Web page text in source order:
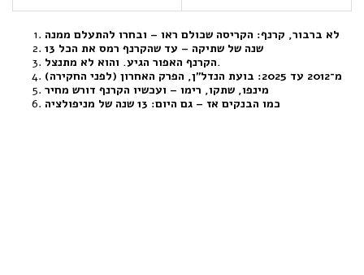
לא ברבור, קרנף: הקריסה שכולם ראו – ובחרו להתעלם ממנה
13 שנה של שתיקה – עד שהקרנף רמס את הכל
הקרנף האפור הגיע. והוא לא מתנצל.
מ־2012 עד 2025: בועת הנדל"ן, הפרק האחרון (לפני החקירה)
מינפו, שתקו, רימו – ועכשיו הקרנף דורש מחיר
כמו הבנקים אז – גם היום: 13 שנה של מניפולציה